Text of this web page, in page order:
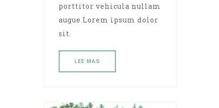
porttitor vehicula nullam
augue Lorem ipsum dolor
sit.
LEE MAS